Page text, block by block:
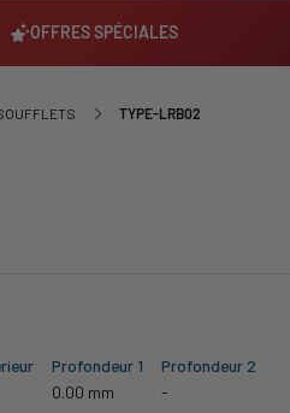
OFFRES SPÉCIALES
TYPE-LRB02
Profondeur 1
0.00 mm
Profondeur 2
-